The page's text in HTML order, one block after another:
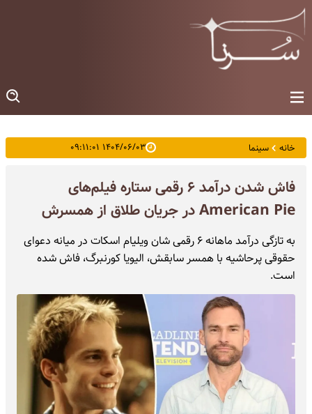
خانه سینما ۱۴۰۴/۰۶/۰۳ ۰۹:۱۱:۰۱
فاش شدن درآمد ۶ رقمی ستاره فیلم‌های
American Pie در جریان طلاق از همسرش
به تازگی درآمد ماهانه ۶ ‌رقمی شان ویلیام اسکات در میانه دعوای
حقوقی پرحاشیه‌ با همسر سابقش، الیویا کورنبرگ، فاش شده
است.